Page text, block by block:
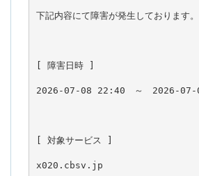
下記内容にて障害が発生しております。
[ 障害日時 ]
2026-07-08 22:40　～　2026-
[ 対象サービス ]
x020.cbsv.jp